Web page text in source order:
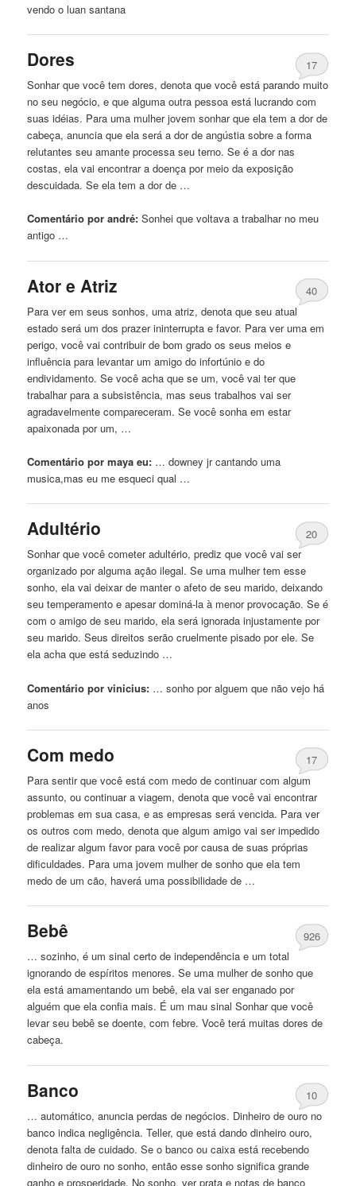
vendo o luan santana
Dores
17
Sonharque você tem dores, denotaque você está parando muito
no seu negócio, eque alguma outra pessoa está lucrando com
suas idéias. Parauma mulher jovem sonharque ela tem a dor de
cabeça, anunciaque ela será a dor de angústia sobre a forma
relutantes seu amante processa seu terno. Se é a dor nas
costas, ela vai encontrar a doença por meio da exposição
descuidada. Se ela tem a dor de …
Comentário por andré: Sonheique voltava a trabalhar no meu
antigo …
Ator e Atriz
40
Para ver em seus sonhos,uma atriz, denotaque seu atual
estado será um dos prazer ininterrupta e favor. Para veruma em
perigo, você vai contribuir de bom grado os seus meios e
influência para levantar um amigo do infortúnio e do
endividamento. Se você achaque se um, você vai terque
trabalhar para a subsistência, mas seus trabalhos vai ser
agradavelmente compareceram. Se você sonha em estar
apaixonada por um, …
Comentário por maya eu: … downey jr cantandouma
musica,mas eu me esqueci qual …
Adultério
20
Sonharque você cometer adultério, predizque você vai ser
organizado por alguma ação ilegal. Seuma mulher tem esse
sonho, ela vai deixar de manter o afeto de seu marido, deixando
seu temperamento e apesar dominá-la à menor provocação. Se é
com o amigo de seu marido, ela será ignorada injustamente por
seu marido. Seus direitos serão cruelmente pisado por ele. Se
ela achaque está seduzindo …
Comentário por vinicius: … sonho por alguemque não vejo há
anos
Com medo
17
Para sentirque você está com medo de continuar com algum
assunto, ou continuar a viagem, denotaque você vai encontrar
problemas em sua casa, e as empresas será vencida. Para ver
os outros com medo, denotaque algum amigo vai ser impedido
de realizar algum favor para você por causa de suas próprias
dificuldades. Parauma jovem mulher de sonhoque ela tem
medo de um cão, haveráuma possibilidade de …
Bebê
926
… sozinho, é um sinal certo de independência e um total
ignorando de espíritos menores. Seuma mulher de sonhoque
ela está amamentando um bebê, ela vai ser enganado por
alguémque ela confia mais. É um mau sinal Sonharque você
levar seu bebê se doente, com febre. Você terá muitas dores de
cabeça.
Banco
10
… automático, anuncia perdas de negócios. Dinheiro de ouro no
banco indica negligência. Teller,que está dando dinheiro ouro,
denota falta de cuidado. Se o banco ou caixa está recebendo
dinheiro de ouro no sonho, então esse sonho significa grande
ganho e prosperidade. No sonho, ver prata e notas de banco